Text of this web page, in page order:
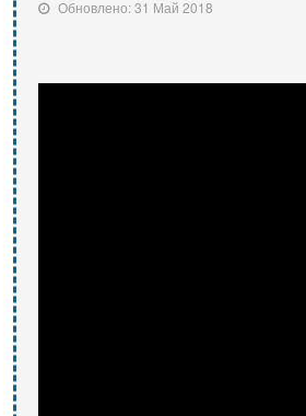
Обновлено: 31 Май 2018